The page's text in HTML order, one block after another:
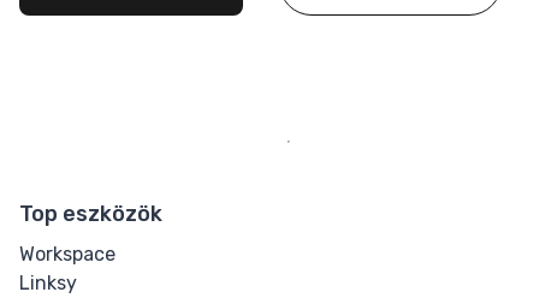
Text Indent
Top eszközök
Workspace
Linksy